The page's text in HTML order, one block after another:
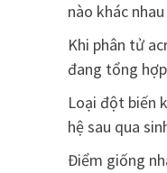
nào khác
Khi phân tử
đang tổng
Loại đột biến
hệ sau qua
Điểm giống